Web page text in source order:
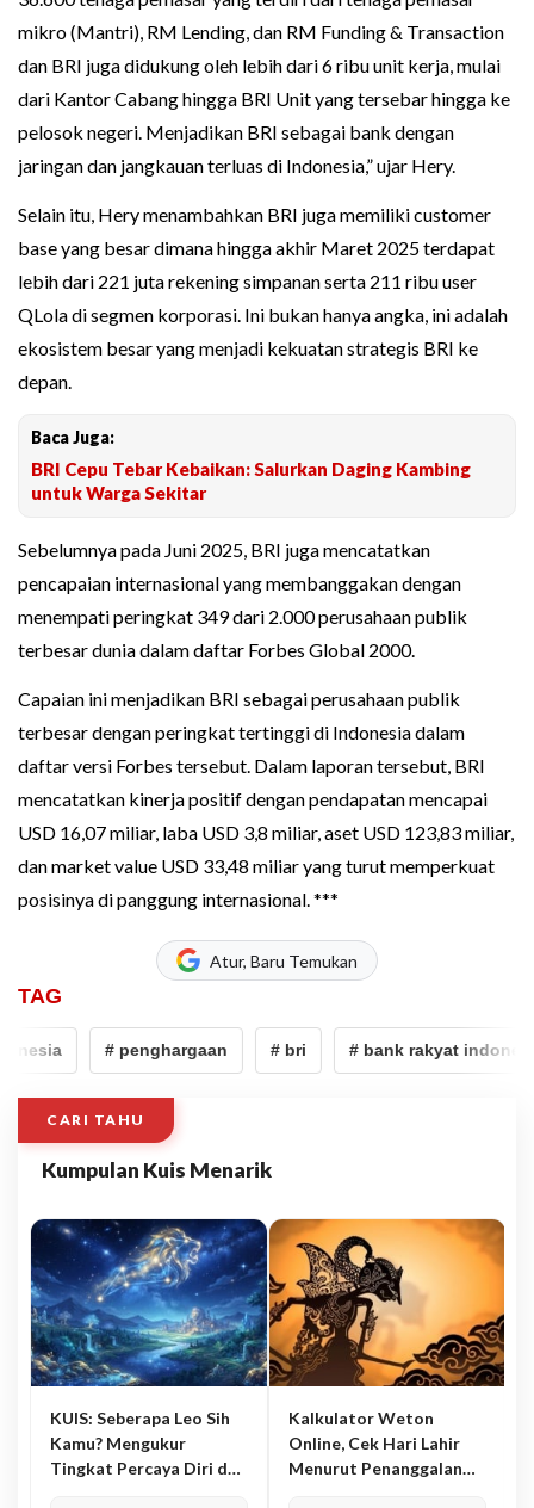
mikro (Mantri), RM Lending, dan RM Funding & Transaction
dan BRI juga didukung oleh lebih dari 6 ribu unit kerja, mulai
dari Kantor Cabang hingga BRI Unit yang tersebar hingga ke
pelosok negeri. Menjadikan BRI sebagai bank dengan
jaringan dan jangkauan terluas di Indonesia,” ujar Hery.
Selain itu, Hery menambahkan BRI juga memiliki customer
base yang besar dimana hingga akhir Maret 2025 terdapat
lebih dari 221 juta rekening simpanan serta 211 ribu user
QLola di segmen korporasi. Ini bukan hanya angka, ini adalah
ekosistem besar yang menjadi kekuatan strategis BRI ke
depan.
Baca Juga:
BRI Cepu Tebar Kebaikan: Salurkan Daging Kambing
untuk Warga Sekitar
Sebelumnya pada Juni 2025, BRI juga mencatatkan
pencapaian internasional yang membanggakan dengan
menempati peringkat 349 dari 2.000 perusahaan publik
terbesar dunia dalam daftar Forbes Global 2000.
Capaian ini menjadikan BRI sebagai perusahaan publik
terbesar dengan peringkat tertinggi di Indonesia dalam
daftar versi Forbes tersebut. Dalam laporan tersebut, BRI
mencatatkan kinerja positif dengan pendapatan mencapai
USD 16,07 miliar, laba USD 3,8 miliar, aset USD 123,83 miliar,
dan market value USD 33,48 miliar yang turut memperkuat
posisinya di panggung internasional. ***
Atur, Baru Temukan
TAG
# penghargaan # bri # bank rakyat indonesia
CARI TAHU
Kumpulan Kuis Menarik
KUIS: Seberapa Leo Sih
Kamu? Mengukur
Tingkat Percaya Diri dan
Kalkulator Weton
Online, Cek Hari Lahir
Menurut Penanggalan